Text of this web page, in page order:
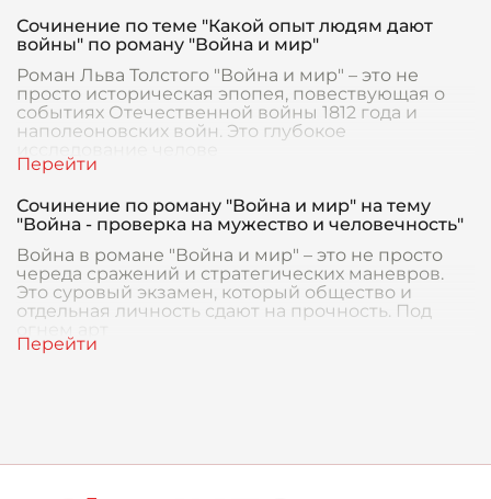
Сочинение по теме "Какой опыт людям дают
войны" по роману "Война и мир"
Роман Льва Толстого "Война и мир" – это не
просто историческая эпопея, повествующая о
событиях Отечественной войны 1812 года и
наполеоновских войн. Это глубокое
Сочинение по роману "Война и мир" на тему
"Война - проверка на мужество и человечность"
Война в романе "Война и мир" – это не просто
череда сражений и стратегических маневров.
Это суровый экзамен, который общество и
отдельная личность сдают на прочность. Под